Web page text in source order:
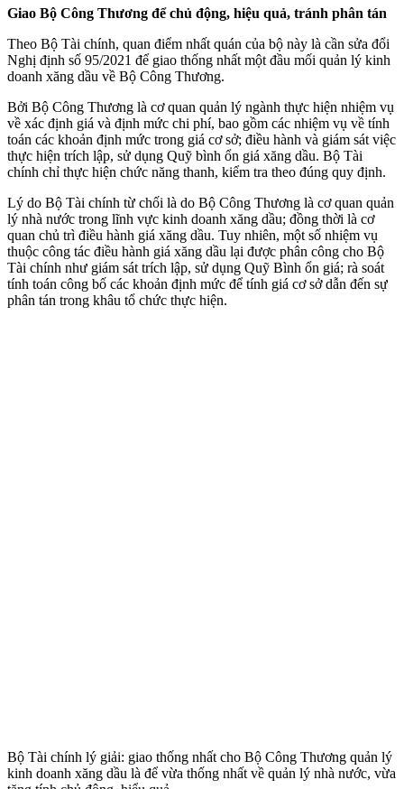
Giao Bộ Công Thương để chủ động, hiệu quả, tránh phân tán
Theo Bộ Tài chính, quan điểm nhất quán của bộ này là cần sửa đổi
Nghị định số 95/2021 để giao thống nhất một đầu mối quản lý kinh
doanh xăng dầu về Bộ Công Thương.
Bởi Bộ Công Thương là cơ quan quản lý ngành thực hiện nhiệm vụ
về xác định giá và định mức chi phí, bao gồm các nhiệm vụ về tính
toán các khoản định mức trong giá cơ sở; điều hành và giám sát việc
thực hiện trích lập, sử dụng Quỹ bình ổn giá xăng dầu. Bộ Tài
chính chỉ thực hiện chức năng thanh, kiểm tra theo đúng quy định.
Lý do Bộ Tài chính từ chối là do Bộ Công Thương là cơ quan quản
lý nhà nước trong lĩnh vực kinh doanh xăng dầu; đồng thời là cơ
quan chủ trì điều hành giá xăng dầu. Tuy nhiên, một số nhiệm vụ
thuộc công tác điều hành giá xăng dầu lại được phân công cho Bộ
Tài chính như giám sát trích lập, sử dụng Quỹ Bình ổn giá; rà soát
tính toán công bố các khoản định mức để tính giá cơ sở dẫn đến sự
phân tán trong khâu tổ chức thực hiện.
Bộ Tài chính lý giải: giao thống nhất cho Bộ Công Thương quản lý
kinh doanh xăng dầu là để vừa thống nhất về quản lý nhà nước, vừa